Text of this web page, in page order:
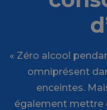
« Zéro alcool
omniprésent
enceintes.
également mettre